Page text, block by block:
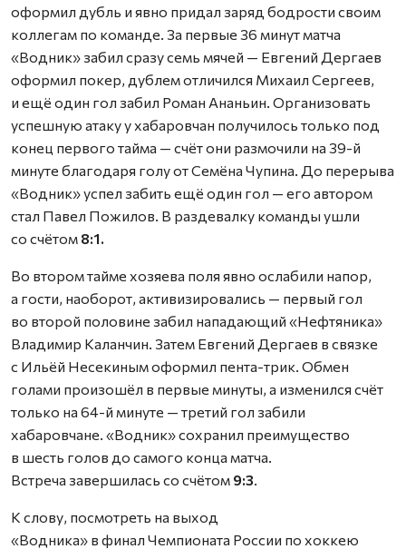
оформил дубль и явно придал заряд бодрости своим
коллегам по команде. За первые 36 минут матча
«Водник» забил сразу семь мячей — Евгений Дергаев
оформил покер, дублем отличился Михаил Сергеев,
и ещё один гол забил Роман Ананьин. Организовать
успешную атаку у хабаровчан получилось только под
конец первого тайма — счёт они размочили на 39-й
минуте благодаря голу от Семёна Чупина. До перерыва
«Водник» успел забить ещё один гол — его автором
стал Павел Пожилов. В раздевалку команды ушли
со счётом 8:1.
Во втором тайме хозяева поля явно ослабили напор,
а гости, наоборот, активизировались — первый гол
во второй половине забил нападающий «Нефтяника»
Владимир Каланчин. Затем Евгений Дергаев в связке
с Ильёй Несекиным оформил пента-трик. Обмен
голами произошёл в первые минуты, а изменился счёт
только на 64-й минуте — третий гол забили
хабаровчане. «Водник» сохранил преимущество
в шесть голов до самого конца матча.
Встреча завершилась со счётом 9:3.
К слову, посмотреть на выход
«Водника» в финал Чемпионата России по хоккею